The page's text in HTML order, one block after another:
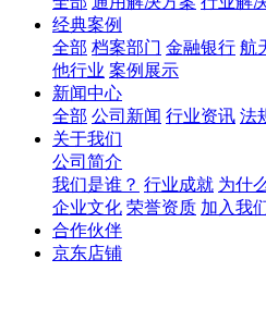
经典案例
全部 档案部门 金融银行 航
他行业 案例展示
新闻中心
全部 公司新闻 行业资讯 法
关于我们
公司简介
我们是谁？ 行业成就 为什
企业文化 荣誉资质 加入我
合作伙伴
京东店铺